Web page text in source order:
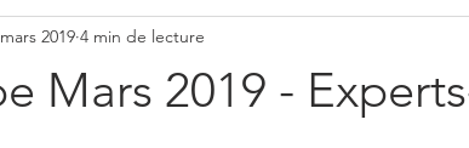
de la semaine Astrologie
Mars 2019 -
2019 4 min de lecture